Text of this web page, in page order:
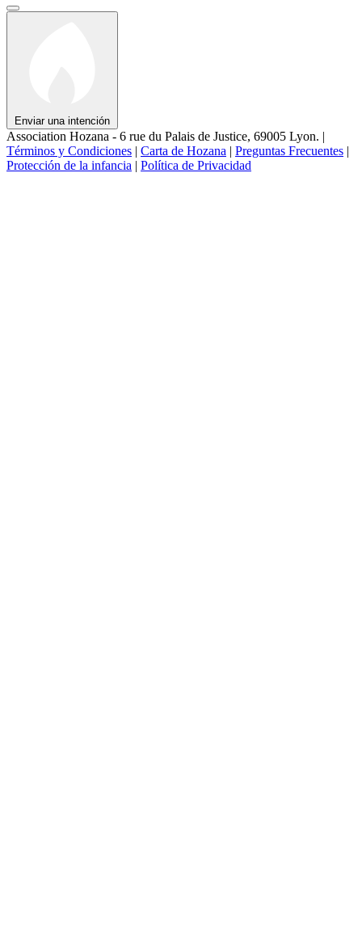
Enviar una intención
Association Hozana - 6 rue du Palais de Justice, 69005 Lyon. |
Términos y Condiciones | Carta de Hozana | Preguntas Frecuentes |
Protección de la infancia | Política de Privacidad